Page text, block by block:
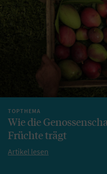
TOPTHEMA
Wie die
Früchte trägt
Artikel lesen